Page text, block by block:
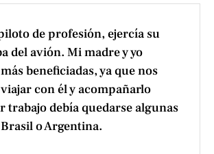
de profesión, ejercía su
del avión. Mi madre y yo
beneficiadas, ya que nos
con él y acompañarlo
trabajo debía quedarse algunas
o Argentina.